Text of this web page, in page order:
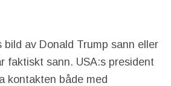
av Donald Trump sann eller
faktiskt sann. USA:s president
kontakten både med